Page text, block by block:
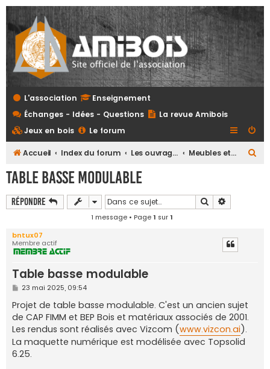
L'association
Enseignement
Échanges - Idées - Questions
La revue Amibois
Jeux en bois
Le forum
Accueil Index du forum Les ouvrages Meubles et mobiliers en bois massif
Table basse modulable
Répondre Rechercher
1 message • Page1 sur1
bntux07
Membre actif
Table basse modulable
M
s
s
a
g
e
23 mai 2025, 09:54
Projet de table basse modulable. C'est un ancien sujet
de CAP FIMM et BEP Bois et matériaux associés de 2001.
Les rendus sont réalisés avec Vizcom (www.vizcon.ai).
La maquette numérique est modélisée avec Topsolid
6.25.